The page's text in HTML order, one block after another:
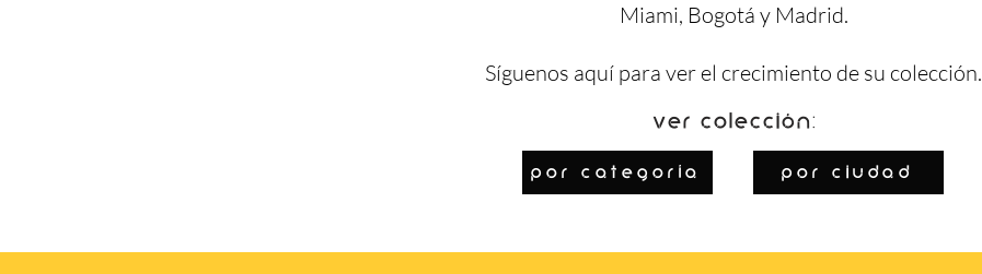
Miami, Bogotá y Madrid.
Síguenos aquí para ver el crecimiento de su colección.
Ver colección:
por categoría por ciudad